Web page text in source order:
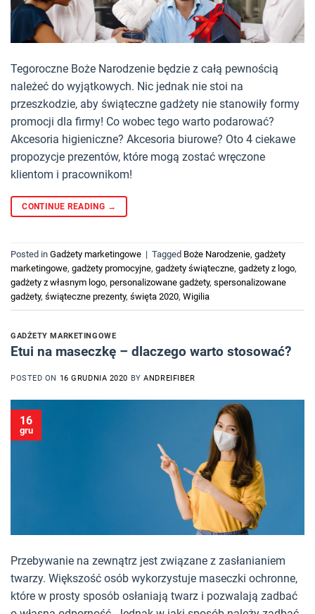
Tegoroczne Boże Narodzenie będzie z całą pewnością
należeć do wyjątkowych. Nic jednak nie stoi na
przeszkodzie, aby świąteczne gadżety nie stanowiły formy
promocji dla firmy! Co wobec tego warto podarować?
Akcesoria higieniczne? Akcesoria biurowe? Oto 4 ciekawe
propozycje prezentów, które mogą zostać wręczone
klientom i pracownikom!
CONTINUE READING →
Posted in Gadżety marketingowe | Tagged Boże Narodzenie, gadżety
marketingowe, gadżety promocyjne, gadżety świąteczne, gadżety z logo,
gadżety z własnym logo, personalizowane gadżety, spersonalizowane
gadżety, świąteczne prezenty, święta 2020, Wigilia
GADŻETY MARKETINGOWE
Etui na maseczkę – dlaczego warto stosować?
POSTED ON 16 GRUDNIA 2020 BYANDREIFIBER
16
gru
Przebywanie na zewnątrz jest związane z zasłanianiem
twarzy. Większość osób wykorzystuje maseczki ochronne,
które w prosty sposób osłaniają twarz i pozwalają zadbać